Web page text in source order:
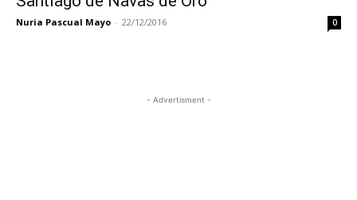
Nuria Pascual Mayo - 22/12/2016 0
- Advertisment -